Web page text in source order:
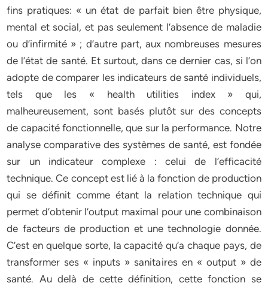
fins pratiques: « un état de parfait bien être physique,
mental et social, et pas seulement l’absence de maladie
ou d’infirmité » ; d’autre part, aux nombreuses mesures
de l’état de santé. Et surtout, dans ce dernier cas, si l’on
adopte de comparer les indicateurs de santé individuels,
tels que les « health utilities index » qui,
malheureusement, sont basés plutôt sur des concepts
de capacité fonctionnelle, que sur la performance. Notre
analyse comparative des systèmes de santé, est fondée
sur un indicateur complexe : celui de l’efficacité
technique. Ce concept est lié à la fonction de production
qui se définit comme étant la relation technique qui
permet d’obtenir l’output maximal pour une combinaison
de facteurs de production et une technologie donnée.
C’est en quelque sorte, la capacité qu’a chaque pays, de
transformer ses « inputs » sanitaires en « output » de
santé. Au delà de cette définition, cette fonction se